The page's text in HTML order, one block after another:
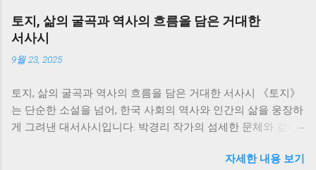
토지, 삶의 굴곡과 역사의 흐름을 담은 거대한
서사시
9월 23, 2025
토지, 삶의 굴곡과 역사의 흐름을 담은 거대한 서사시 《토지》
는 단순한 소설을 넘어, 한국 사회의 역사와 인간의 삶을 웅장하
게 그려낸 대서사시입니다. 박경리 작가의 섬세한 문체와 깊이
책 속 세상에 흠뻑 빠져들게 만듭니다. 저는 이 책을 통해 한국
자세한 내용 보기